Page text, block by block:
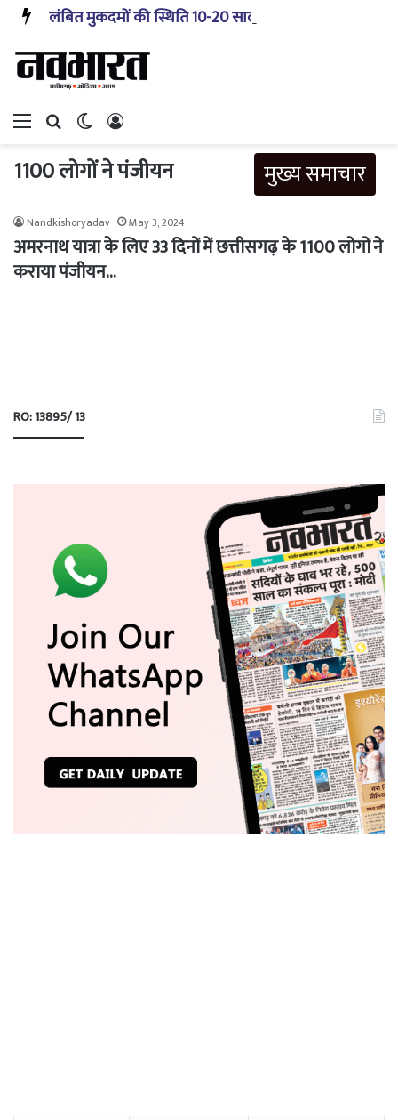
Menu Search forSwitch skin
1100 लोगों ने पंजीयन मुख्य समाचार
Nandkishoryadav May 3, 2024
अमरनाथ यात्रा के लिए 33 दिनों में छत्तीसगढ़ के 1100 लोगों ने
कराया पंजीयन…
RO: 13895/ 13